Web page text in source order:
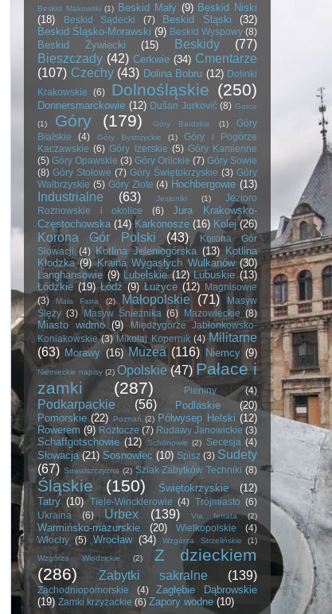
Beskid Makowski (1) Beskid Mały (9) Beskid Niski
(18)
Beskid Sądecki (7) Beskid Śląski
(32)
Beskid Śląsko-Morawski (9) Beskid Wyspowy (8)
Beskid Żywiecki (15) Beskidy
(77)
Bieszczady (42) Cerkwie (34) Cmentarze
(107) Czechy (43) Dolina Bobru (12) Dolinki
Krakowskie
(6) Dolnośląskie (250)
Donnersmarckowie (12) Dušan Jurkovič (8) Gorce
(1)
Góry (179) Góry Bardzkie (1)
Góry
Bialskie
(4) Góry Bystrzyckie (1)
Góry i Pogórze
Kaczawskie (6) Góry Izerskie (5) Góry Kamienne
(5) Góry Opawskie (3) Góry Orlickie (7) Góry Sowie
(8) Góry Stołowe (7) Góry Świętokrzyskie (3) Góry
Wałbrzyskie (5) Góry Złote (4) Hochbergowie (13)
Industrialne (63) Jesioniki (1)
Jezioro
Rożnowskie i okolice
(6)
Jura Krakowsko-
Częstochowska (14) Karkonosze (16) Kolej (26)
Korona Gór Polski (43)
Korona Gór
Słowacji (4) Kotlina Jeleniogórska (13) Kotlina
Kłodzka (9) Kraina Wygasłych Wulkanów (30)
Langhansowie (9) Lubelskie (12) Lubuskie (13)
Łódzkie (19) Łódź (9) Łużyce (12) Magnisowie
(3)
Mała Fatra (2) Małopolskie (71)
Masyw
Ślęży (3) Masyw Śnieżnika (6) Mazowieckie (8)
Miasto widmo (9)
Międzygórze Jabłonkowsko-
Koniakowskie (3) Mikołaj Kopernik (4) Militarne
(63) Morawy (16) Muzea (116) Niemcy (9)
Niemieckie napisy (2) Opolskie (47) Pałace i
zamki
(287) Pieniny (4)
Podkarpackie (56) Podlaskie
(20)
Pomorskie (22) Poznań (2) Półwysep Helski (12)
Rowerem (9) Roztocze (7) Rudawy Janowickie (3)
Schaffgotschowie (12) Schönowie (2) Secesja (4)
Słowacja (21) Sosnowiec (10) Spisz (3) Sudety
(67) Suwalszczyzna (2) Szlak Zabytków Techniki (8)
Śląskie (150) Świętokrzyskie
(12)
Tatry (10) Tiele-Wincklerowie (4) Trójmiasto (6)
Ukraina
(6) Urbex (139) Via ferrata (2)
Warmińsko-mazurskie (20) Wielkopolskie
(4)
Włochy (5) Wrocław (34) Wzgórza Strzelińskie
(1)
Wzgórza Włodzickie
(2)
Z dzieckiem
(286)
Zabytki sakralne (139)
Zachodniopomorskie (4)
Zagłębie Dąbrowskie
(19) Zamki krzyżackie (6) Zapory wodne (10)